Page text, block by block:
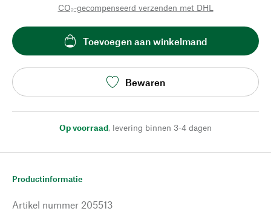
CO₂-gecompenseerd verzenden met DHL
Toevoegen aan winkelmand
Bewaren
Op voorraad, levering binnen 3-4 dagen
Productinformatie
Artikel nummer 205513